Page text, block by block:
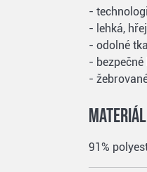
-
- lehká,
- odolné
-
-
Materiál
91%